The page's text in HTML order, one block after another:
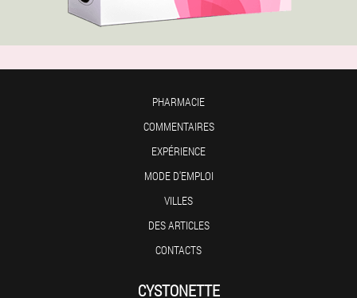
PHARMACIE
COMMENTAIRES
EXPÉRIENCE
MODE D'EMPLOI
VILLES
DES ARTICLES
CONTACTS
CYSTONETTE